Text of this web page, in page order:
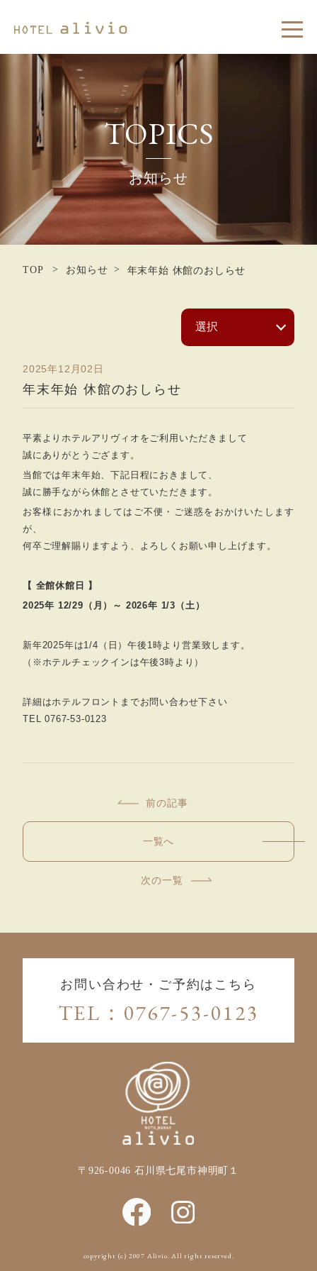
メニ
TOPICS
お知らせ
TOP お知らせ 年末年始 休館のおしらせ
2025年12月02日
年末年始 休館のおしらせ
平素よりホテルアリヴィオをご利用いただきまして
誠にありがとうござます。
当館では年末年始、下記日程におきまして、
誠に勝手ながら休館とさせていただきます。
お客様におかれましてはご不便・ご迷惑をおかけいたします
が、
何卒ご理解賜りますよう、よろしくお願い申し上げます。
【 全館休館日 】
2025年 12/29（月）～ 2026年 1/3（土）
新年2025年は1/4（日）午後1時より営業致します。
（※ホテルチェックインは午後3時より）
詳細はホテルフロントまでお問い合わせ下さい
TEL 0767-53-0123
前の記事
一覧へ
次の一覧
お問い合わせ・ご予約はこちら
TEL：0767-53-0123
〒926-0046 石川県七尾市神明町１
copyright (c) 2007 Alivio. All right reserved.